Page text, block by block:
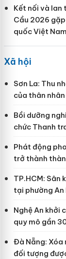
Kết nối và lan
Cầu 2026
quốc Việt Nam
Xã hội
Sơn La: Thu
của thân
Bồi dưỡng
chức Thanh
Phát động
trở thành
TP.HCM: Sân
tại phường An
Nghệ An khởi
quy mô gần
Đà Nẵng: Xóa
đối tượng